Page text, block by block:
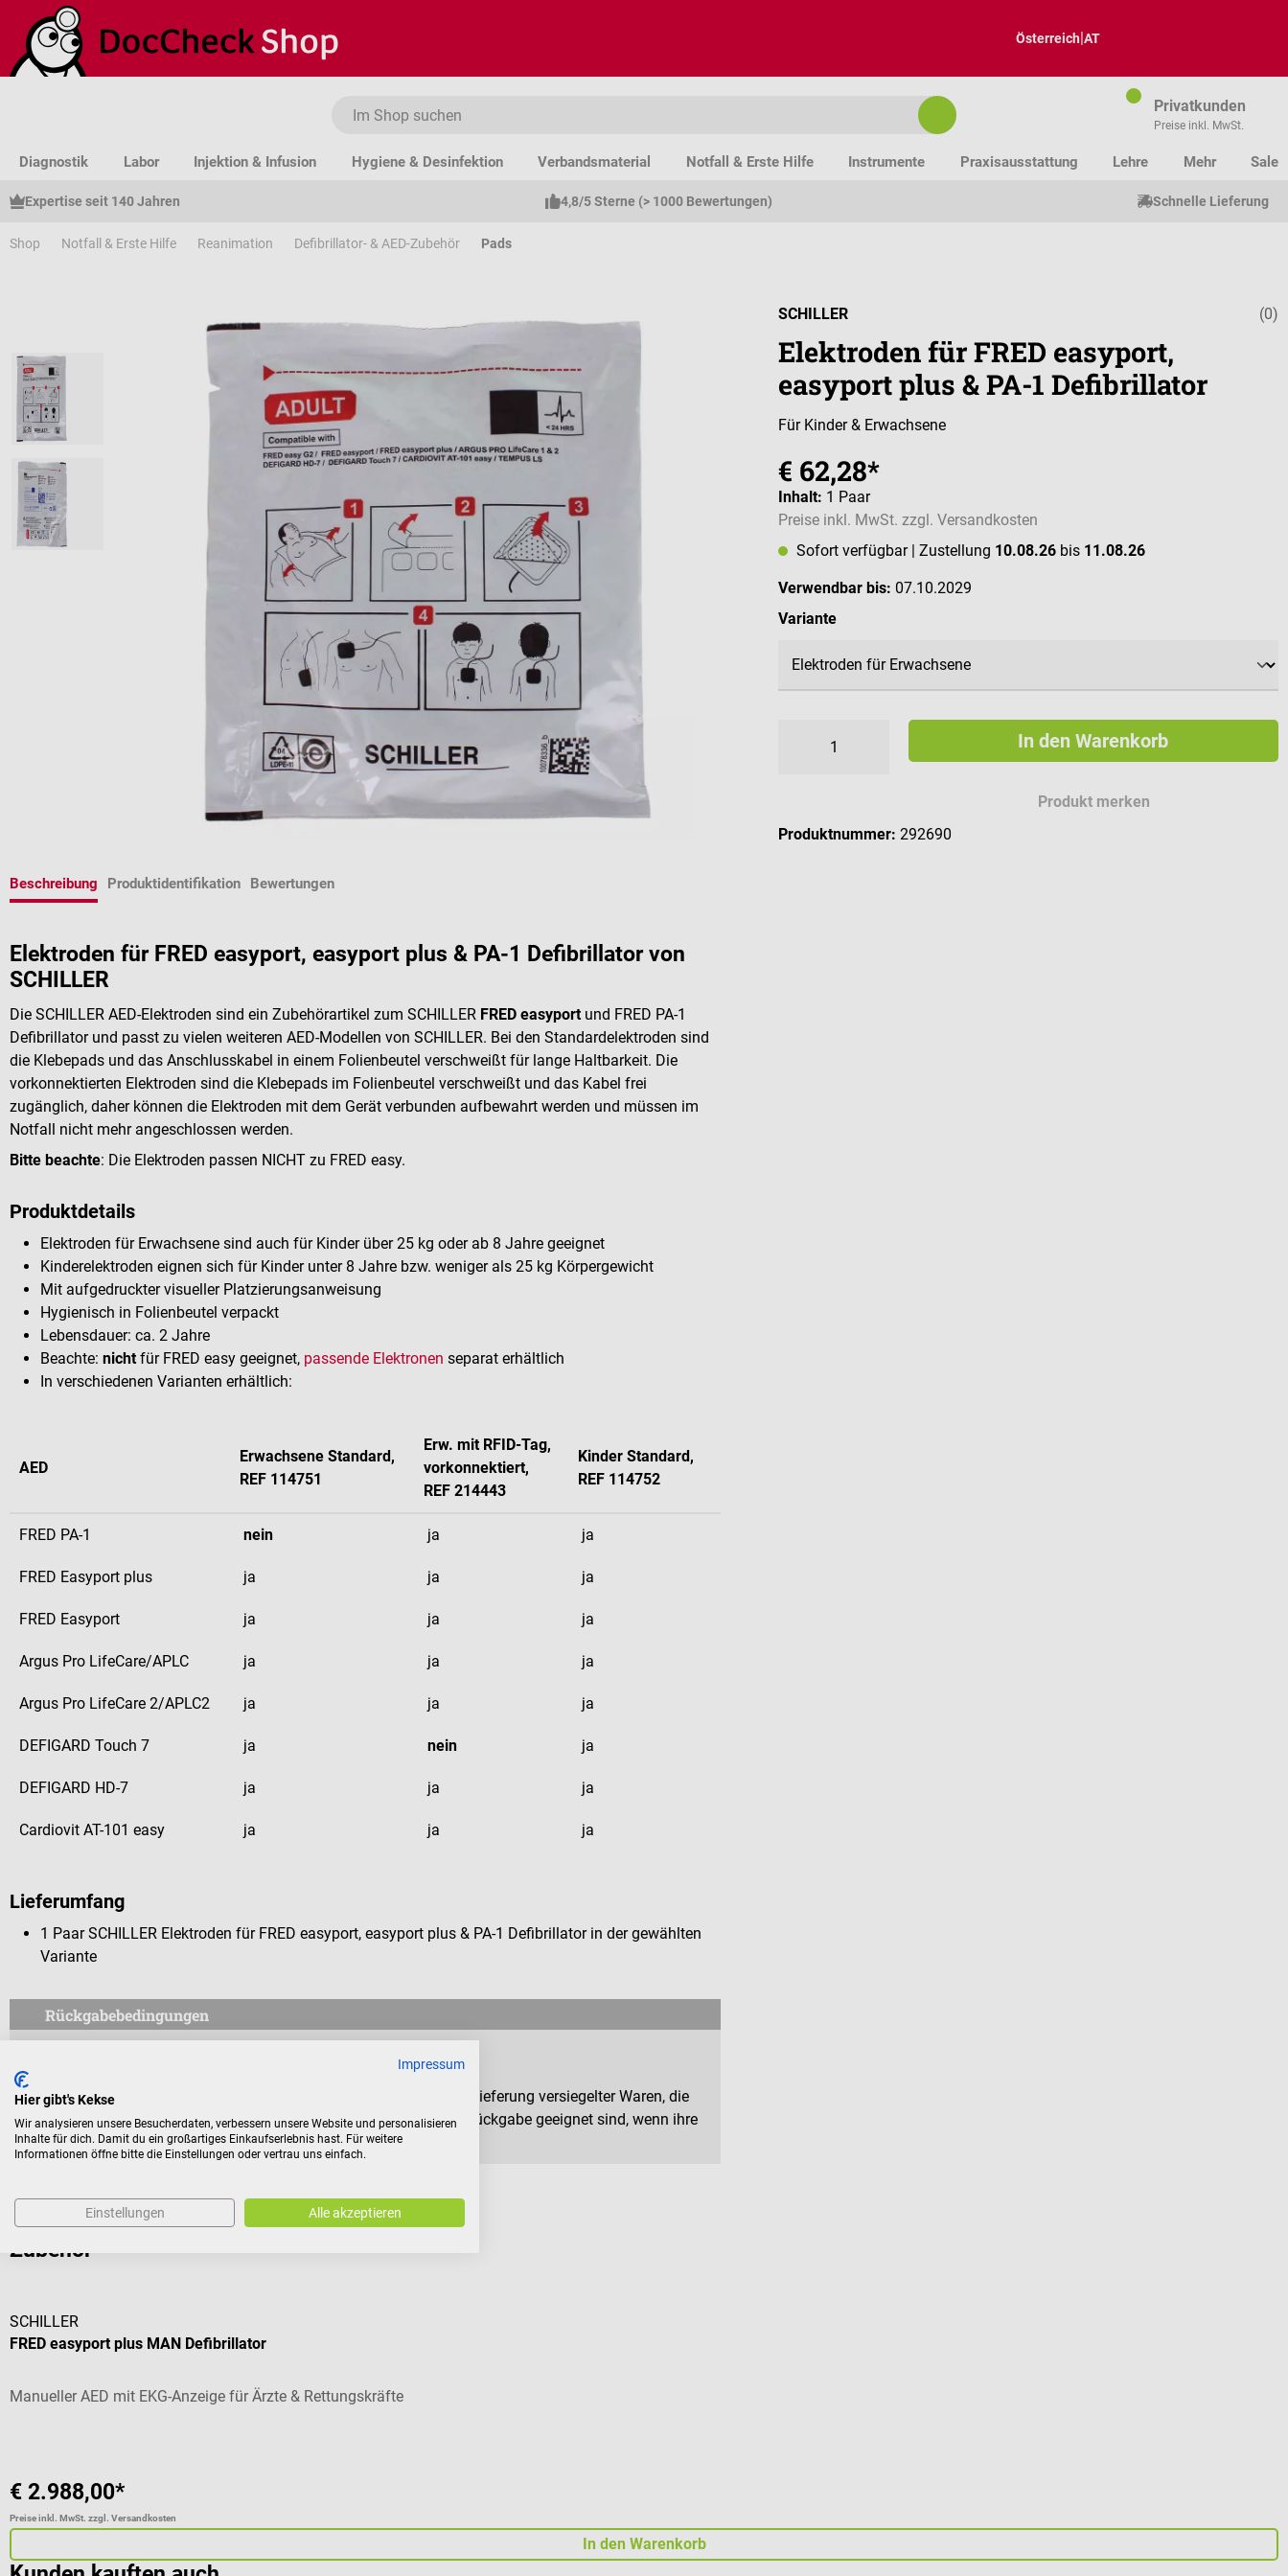
Hauptinhalt springen
Zur Suche springen
Zur Hauptnavigation springen
Österreich|AT
Privatkunden
Preise inkl. MwSt.
Diagnostik Labor Injektion & Infusion Hygiene & Desinfektion Verbandsmaterial Notfall & Erste Hilfe Instrumente Praxisausstattung Lehre Mehr Sale
Expertise seit 140 Jahren 4,8/5 Sterne (> 1000 Bewertungen) Schnelle Lieferung
Shop Notfall & Erste Hilfe Reanimation Defibrillator- & AED-Zubehör Pads
(0)
SCHILLER
Elektroden für FRED easyport,
easyport plus & PA-1 Defibrillator
Für Kinder & Erwachsene
€ 62,28*
Inhalt: 1 Paar
Preise inkl. MwSt. zzgl. Versandkosten
Sofort verfügbar | Zustellung 10.08.26 bis 11.08.26
Verwendbar bis: 07.10.2029
Varianteauswählen
In den Warenkorb
Produkt merken
Produktnummer:292690
Beschreibung Produktidentifikation Bewertungen
Elektroden für FRED easyport, easyport plus & PA-1 Defibrillator von
SCHILLER
Die SCHILLER AED-Elektroden sind ein Zubehörartikel zum SCHILLER FRED easyport und FRED PA-1
Defibrillator und passt zu vielen weiteren AED-Modellen von SCHILLER. Bei den Standardelektroden sind
die Klebepads und das Anschlusskabel in einem Folienbeutel verschweißt für lange Haltbarkeit. Die
vorkonnektierten Elektroden sind die Klebepads im Folienbeutel verschweißt und das Kabel frei
zugänglich, daher können die Elektroden mit dem Gerät verbunden aufbewahrt werden und müssen im
Notfall nicht mehr angeschlossen werden.
Bitte beachte: Die Elektroden passen NICHT zu FRED easy.
Produktdetails
Elektroden für Erwachsene sind auch für Kinder über 25 kg oder ab 8 Jahre geeignet
Kinderelektroden eignen sich für Kinder unter 8 Jahre bzw. weniger als 25 kg Körpergewicht
Mit aufgedruckter visueller Platzierungsanweisung
Hygienisch in Folienbeutel verpackt
Lebensdauer: ca. 2 Jahre
Beachte: nicht für FRED easy geeignet, passende Elektronen separat erhältlich
In verschiedenen Varianten erhältlich:
AED
Erwachsene Standard,
REF 114751
Erw. mit RFID-Tag,
vorkonnektiert,
REF 214443
Kinder Standard,
REF 114752
FRED PA-1 nein ja ja
FRED Easyport plus ja ja ja
FRED Easyport ja ja ja
Argus Pro LifeCare/APLC ja ja ja
Argus Pro LifeCare 2/APLC2 ja ja ja
DEFIGARD Touch 7 ja nein ja
DEFIGARD HD-7 ja ja ja
Cardiovit AT-101 easy ja ja ja
Lieferumfang
1 Paar SCHILLER Elektroden für FRED easyport, easyport plus & PA-1 Defibrillator in der gewählten
Variante
Rückgabebedingungen
Für Verbraucher besteht das Widerrufsrecht nicht bei Verträgen zur Lieferung versiegelter Waren, die
aus Gründen des Gesundheitsschutzes oder der Hygiene nicht zur Rückgabe geeignet sind, wenn ihre
Versiegelung nach der Lieferung entfernt wurde.
Zubehör
SCHILLER
FRED easyport plus MAN Defibrillator
Manueller AED mit EKG-Anzeige für Ärzte & Rettungskräfte
€ 2.988,00*
Preise inkl. MwSt. zzgl. Versandkosten
In den Warenkorb
Impressum
Hier gibt's Kekse
Wir analysieren unsere Besucherdaten, verbessern unsere Website und personalisieren
Inhalte für dich. Damit du ein großartiges Einkaufserlebnis hast. Für weitere
Informationen öffne bitte die Einstellungen oder vertrau uns einfach.
Einstellungen Alle akzeptieren